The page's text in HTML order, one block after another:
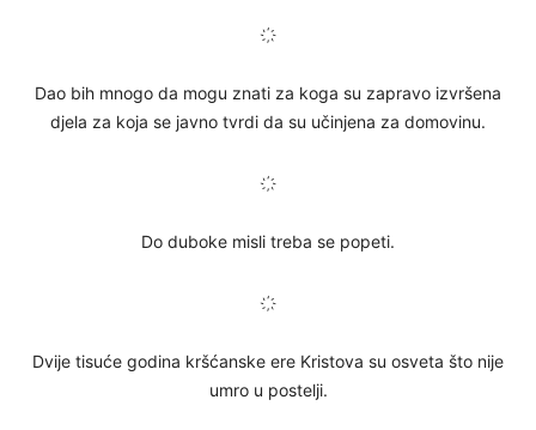
҉
Dao bih mnogo da mogu znati za koga su zapravo izvršena
djela za koja se javno tvrdi da su učinjena za domovinu.
҉
Do duboke misli treba se popeti.
҉
Dvije tisuće godina kršćanske ere Kristova su osveta što nije
umro u postelji.